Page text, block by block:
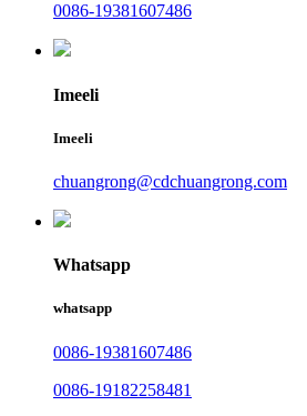
0086-19381607486
Imeeli
Imeeli
chuangrong@cdchuangrong.com
Whatsapp
whatsapp
0086-19381607486
0086-19182258481